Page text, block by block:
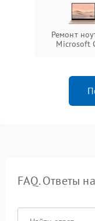
Ремонт
Microsoft
FAQ. Ответы